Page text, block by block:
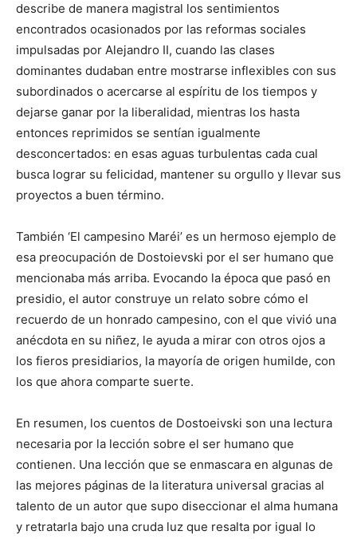
describe de manera magistral los sentimientos
encontrados ocasionados por las reformas sociales
impulsadas por Alejandro II, cuando las clases
dominantes dudaban entre mostrarse inflexibles con sus
subordinados o acercarse al espíritu de los tiempos y
dejarse ganar por la liberalidad, mientras los hasta
entonces reprimidos se sentían igualmente
desconcertados: en esas aguas turbulentas cada cual
busca lograr su felicidad, mantener su orgullo y llevar sus
proyectos a buen término.
También ‘El campesino Maréi’ es un hermoso ejemplo de
esa preocupación de Dostoievski por el ser humano que
mencionaba más arriba. Evocando la época que pasó en
presidio, el autor construye un relato sobre cómo el
recuerdo de un honrado campesino, con el que vivió una
anécdota en su niñez, le ayuda a mirar con otros ojos a
los fieros presidiarios, la mayoría de origen humilde, con
los que ahora comparte suerte.
En resumen, los cuentos de Dostoeivski son una lectura
necesaria por la lección sobre el ser humano que
contienen. Una lección que se enmascara en algunas de
las mejores páginas de la literatura universal gracias al
talento de un autor que supo diseccionar el alma humana
y retratarla bajo una cruda luz que resalta por igual lo